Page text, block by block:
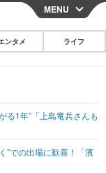
CLOSE
その他
MENU
ンタメ ライフ
る1年”「上島竜兵さんも
”での出場に歓喜！「濱